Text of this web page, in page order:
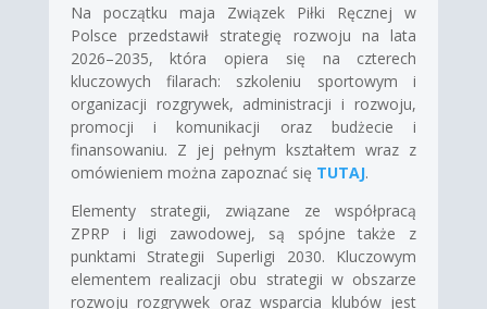
Na początku maja Związek Piłki Ręcznej w
Polsce przedstawił strategię rozwoju na lata
2026–2035, która opiera się na czterech
kluczowych filarach: szkoleniu sportowym i
organizacji rozgrywek, administracji i rozwoju,
promocji i komunikacji oraz budżecie i
finansowaniu. Z jej pełnym kształtem wraz z
omówieniem można zapoznać się TUTAJ.
Elementy strategii, związane ze współpracą
ZPRP i ligi zawodowej, są spójne także z
punktami Strategii Superligi 2030. Kluczowym
elementem realizacji obu strategii w obszarze
rozwoju rozgrywek oraz wsparcia klubów jest